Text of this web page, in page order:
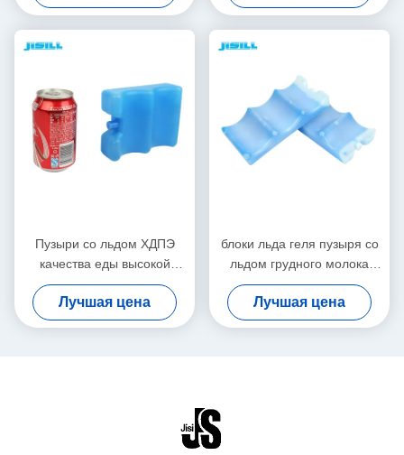
бутылки пакета холодных
Пузыри со льдом ХДПЭ
качества еды высокой
эффективности
заполненные гелем для
охладителя БПА свободно
Лучшая цена
блоки льда геля пузыря со
льдом грудного молока
600мл пластиковые
многоразовые для крутых
сумок
Лучшая цена